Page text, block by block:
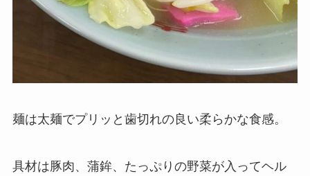
麺は太麺でプリッと歯切れの良い柔らかな食感。
具材は豚肉、蒲鉾、たっぷりの野菜が入ってヘル